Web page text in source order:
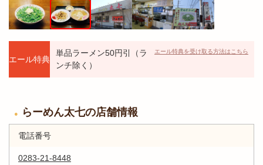
エール特典
単品ラーメン50円引（ラ
ンチ除く）
エール特典を受け取る方法はこちら
らーめん太七の店舗情報
電話番号
0283-21-8448